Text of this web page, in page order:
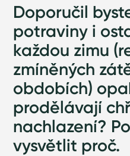
Doporučil
potraviny i
každou zimu
zmíněných
obdobích)
prodělávají
nachlazení?
vysvětlit proč.